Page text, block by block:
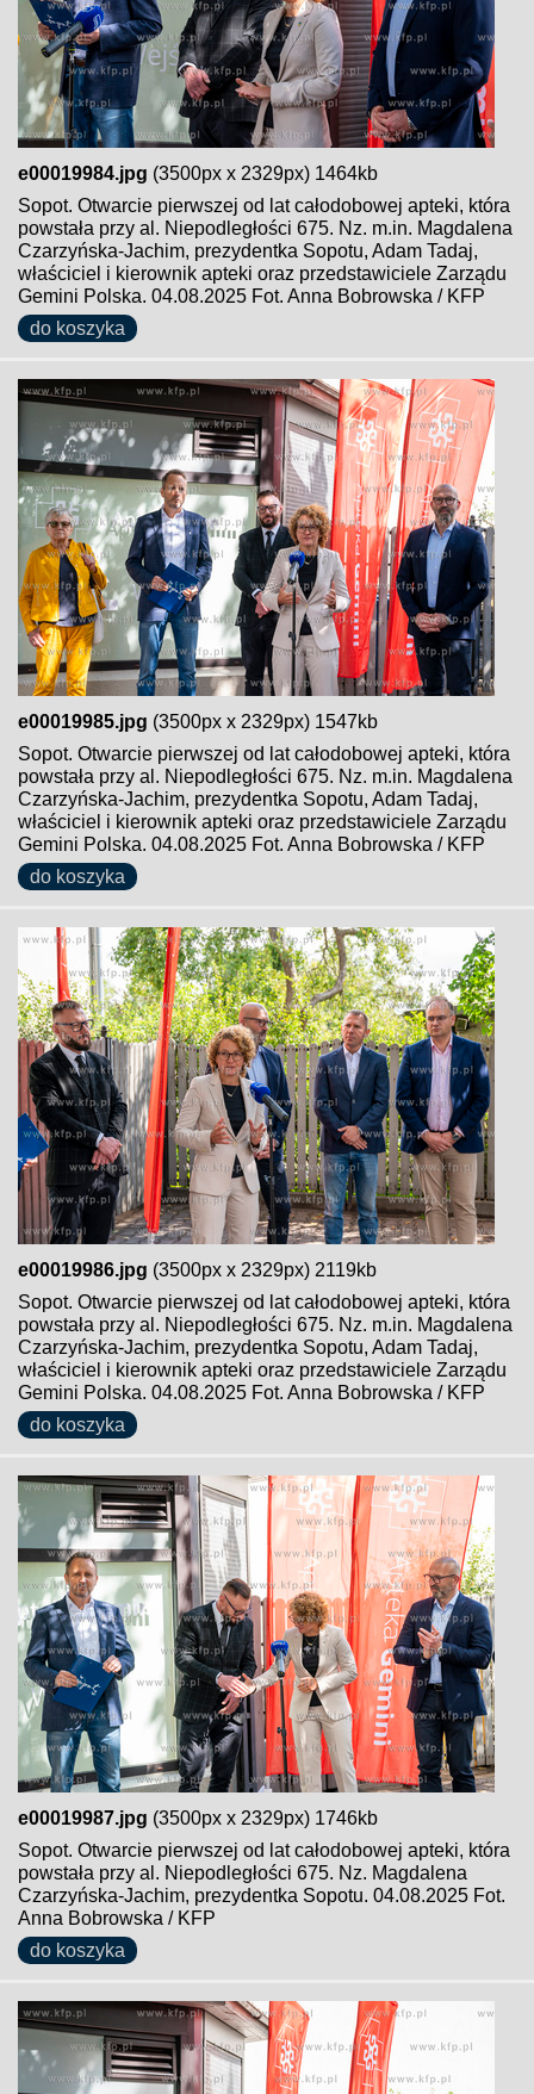
e00019984.jpg (3500px x 2329px) 1464kb
Sopot. Otwarcie pierwszej od lat całodobowej apteki, która
powstała przy al. Niepodległości 675. Nz. m.in. Magdalena
Czarzyńska-Jachim, prezydentka Sopotu, Adam Tadaj,
właściciel i kierownik apteki oraz przedstawiciele Zarządu
Gemini Polska. 04.08.2025 Fot. Anna Bobrowska / KFP
do koszyka
e00019985.jpg (3500px x 2329px) 1547kb
Sopot. Otwarcie pierwszej od lat całodobowej apteki, która
powstała przy al. Niepodległości 675. Nz. m.in. Magdalena
Czarzyńska-Jachim, prezydentka Sopotu, Adam Tadaj,
właściciel i kierownik apteki oraz przedstawiciele Zarządu
Gemini Polska. 04.08.2025 Fot. Anna Bobrowska / KFP
do koszyka
e00019986.jpg (3500px x 2329px) 2119kb
Sopot. Otwarcie pierwszej od lat całodobowej apteki, która
powstała przy al. Niepodległości 675. Nz. m.in. Magdalena
Czarzyńska-Jachim, prezydentka Sopotu, Adam Tadaj,
właściciel i kierownik apteki oraz przedstawiciele Zarządu
Gemini Polska. 04.08.2025 Fot. Anna Bobrowska / KFP
do koszyka
e00019987.jpg (3500px x 2329px) 1746kb
Sopot. Otwarcie pierwszej od lat całodobowej apteki, która
powstała przy al. Niepodległości 675. Nz. Magdalena
Czarzyńska-Jachim, prezydentka Sopotu. 04.08.2025 Fot.
Anna Bobrowska / KFP
do koszyka